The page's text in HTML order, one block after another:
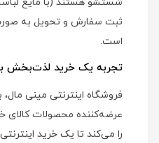
ثبت سفارش و تحویل به
است.
تجربه یک خرید لذت‌بخش
فروشگاه اینترنتی مینی
عرضه‌کننده محصولات کالای
را می‌کند تا یک خرید